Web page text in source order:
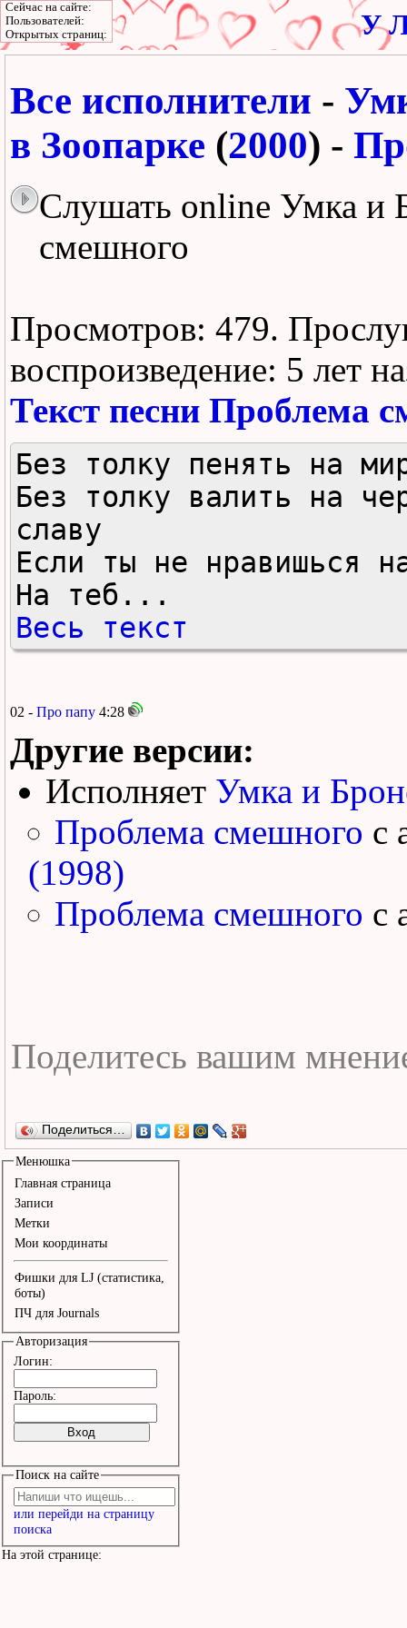
У
Все исполнители -
в Зоопарке (2000) -
Слушать online Умка и
смешного
Просмотров: 479.
воспроизведение: 5 лет
Текст песни Проблема
Без толку пенять на
Без толку валить на
славу
Если ты не нравишься
На теб...
Весь текст
02 - Про папу 4:28
Другие версии:
Исполняет Умка и
Проблема смешного с
(1998)
Проблема смешного с
Поделиться…
Менюшка
Главная страница
Записи
Метки
Мои координаты
Фишки для LJ (статистика,
боты)
ПЧ для Journals
Авторизация
Логин:
Пароль:
Поиск на сайте
или перейди на страницу
поиска
На этой странице:
Сейчас на сайте:
Пользователей:
Открытых страниц: